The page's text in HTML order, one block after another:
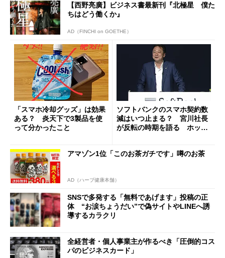
【西野亮廣】ビジネス書最新刊『北極星 僕た
ちはどう働くか』
AD（FINCHI on GOETHE）
「スマホ冷却グッズ」は効果
ある？ 炎天下で3製品を使
って分かったこと
ソフトバンクのスマホ契約数
減はいつ止まる？ 宮川社長
が反転の時期を語る ホッピ
アマゾン1位「このお茶ガチです」噂のお茶
AD（ハーブ健康本舗）
SNSで多発する「無料であげます」投稿の正
体 “お涙ちょうだい”で偽サイトやLINEへ誘
導するカラクリ
全経営者・個人事業主が作るべき「圧倒的コス
パのビジネスカード」